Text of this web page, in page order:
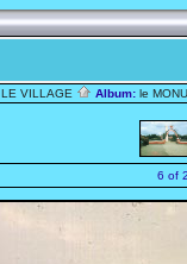
LE VILLAGE Album: le
6 of